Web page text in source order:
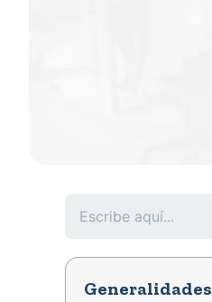
Generalidades